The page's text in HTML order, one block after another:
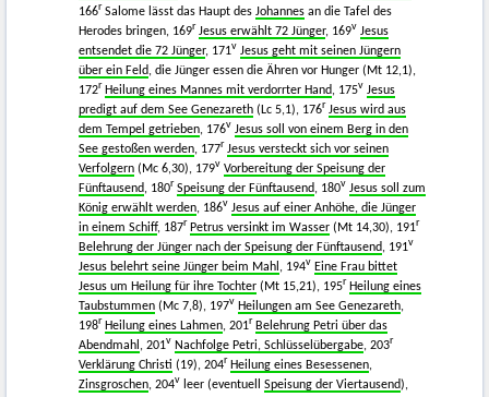
166r Salome lässt das Haupt des Johannes an die Tafel des
Herodes bringen, 169r Jesus erwählt 72 Jünger, 169v Jesus
entsendet die 72 Jünger, 171v Jesus geht mit seinen Jüngern
über ein Feld, die Jünger essen die Ähren vor Hunger (Mt 12,1),
172r Heilung eines Mannes mit verdorrter Hand, 175v Jesus
predigt auf dem See Genezareth (Lc 5,1), 176r Jesus wird aus
dem Tempel getrieben, 176v Jesus soll von einem Berg in den
See gestoßen werden, 177r Jesus versteckt sich vor seinen
Verfolgern (Mc 6,30), 179v Vorbereitung der Speisung der
Fünftausend, 180r Speisung der Fünftausend, 180v Jesus soll zum
König erwählt werden, 186v Jesus auf einer Anhöhe, die Jünger
in einem Schiff, 187r Petrus versinkt im Wasser (Mt 14,30), 191r
Belehrung der Jünger nach der Speisung der Fünftausend, 191v
Jesus belehrt seine Jünger beim Mahl , 194v Eine Frau bittet
Jesus um Heilung für ihre Tochter (Mt 15,21), 195r Heilung eines
Taubstummen (Mc 7,8), 197v Heilungen am See Genezareth,
198r Heilung eines Lahmen, 201r Belehrung Petri über das
Abendmahl , 201v Nachfolge Petri, Schlüsselübergabe, 203r
Verklärung Christi (19), 204r Heilung eines Besessenen,
Zinsgroschen, 204v leer (eventuell Speisung der Viertausend),